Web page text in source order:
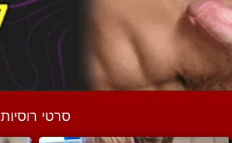
סרטי רוסיות